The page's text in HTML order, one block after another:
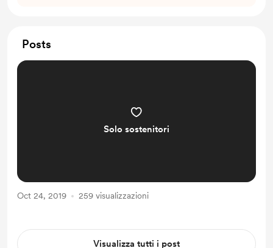
Posts
Solo sostenitori
Oct 24, 2019 259 visualizzazioni
Visualizza tutti i post